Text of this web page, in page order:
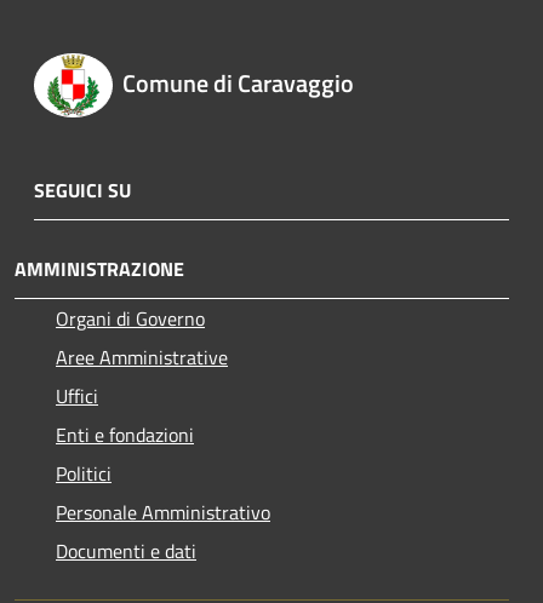
Comune di Caravaggio
SEGUICI SU
AMMINISTRAZIONE
Organi di Governo
Aree Amministrative
Uffici
Enti e fondazioni
Politici
Personale Amministrativo
Documenti e dati